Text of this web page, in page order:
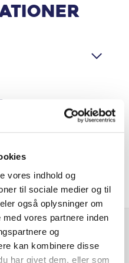
vores indhold og
til sociale medier og til
også oplysninger om
vores partnere inden
og
kan kombinere disse
har givet dem, eller som
bakspejl,
via bluetooth, Radio,
Udvendig
stik, USB-C
Højdejusterbart
Justerbart rat,
Mørk loftbeklædning,
Antispin, Auto hold,
Automatisk nødopkald,
Selealarm,
i